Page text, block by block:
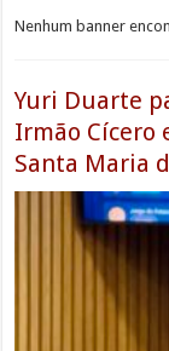
Nenhum banner
Yuri Duarte
Irmão Cícero
Santa Maria